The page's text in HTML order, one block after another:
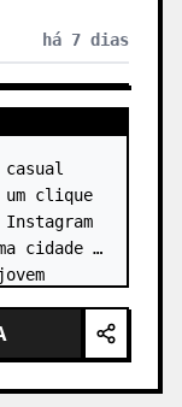
há 7 dias
clique
cidade